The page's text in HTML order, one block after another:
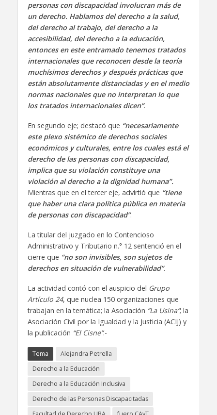
personas con discapacidad involucran más de
un derecho. Hablamos del derecho a la salud,
del derecho al trabajo, del derecho a la
accesibilidad, del derecho a la educación,
entonces en este entramado tenemos tratados
internacionales que reconocen desde la teoría
muchísimos derechos y después prácticas que
están absolutamente distanciadas y en el medio
normas nacionales que no interpretan lo que
los tratados internacionales dicen”.
En segundo eje; destacó que “necesariamente
este plexo sistémico de derechos sociales
económicos y culturales, entre los cuales está el
derecho de las personas con discapacidad,
implica que su violación constituye una
violación al derecho a la dignidad humana”.
Mientras que en el tercer eje, advirtió que “tiene
que haber una clara política pública en materia
de personas con discapacidad”.
La titular del juzgado en lo Contencioso
Administrativo y Tributario n.° 12 sentenció en el
cierre que “no son invisibles, son sujetos de
derechos en situación de vulnerabilidad”.
La actividad contó con el auspicio del Grupo
Artículo 24, que nuclea 150 organizaciones que
trabajan en la temática; la Asociación “La Usina”; la
Asociación Civil por la Igualdad y la Justicia (ACIJ) y
la publicación “El Cisne”.-
Tema
Alejandra Petrella
Derecho a la Educación
Derecho a la Educación Inclusiva
Derecho de las Personas Discapacitadas